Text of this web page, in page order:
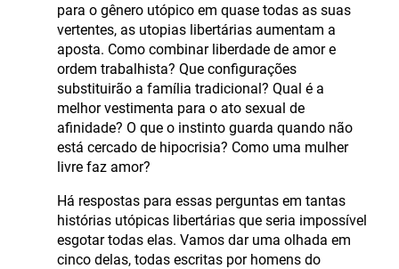
para o gênero utópico em quase todas as suas
vertentes, as utopias libertárias aumentam a
aposta. Como combinar liberdade de amor e
ordem trabalhista? Que configurações
substituirão a família tradicional? Qual é a
melhor vestimenta para o ato sexual de
afinidade? O que o instinto guarda quando não
está cercado de hipocrisia? Como uma mulher
livre faz amor?
Há respostas para essas perguntas em tantas
histórias utópicas libertárias que seria impossível
esgotar todas elas. Vamos dar uma olhada em
cinco delas, todas escritas por homens do